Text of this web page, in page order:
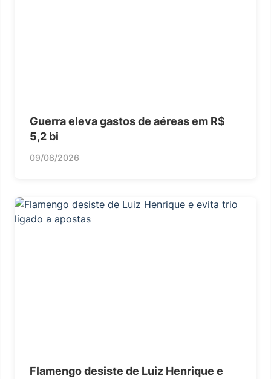
Guerra eleva gastos de aéreas em R$
5,2 bi
09/08/2026
Flamengo desiste de Luiz Henrique e